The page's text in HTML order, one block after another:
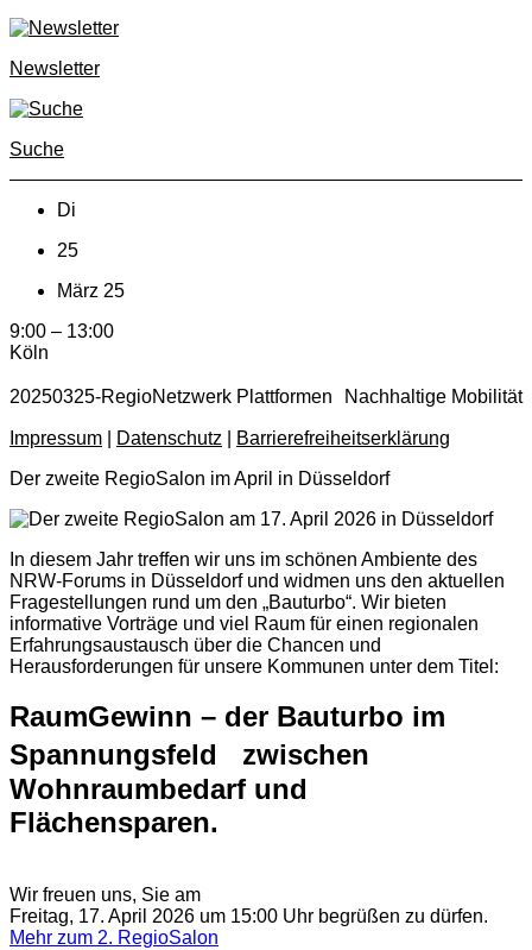
Newsletter
Suche
Di
25
März 25
9:00 – 13:00
Köln
20250325-RegioNetzwerk Plattformen Nachhaltige Mobilität
Impressum Datenschutz
Barrierefreiheitserklärung
Der zweite RegioSalon im April in Düsseldorf
In diesem Jahr treffen wir uns im schönen Ambiente des
NRW-Forums in Düsseldorf und widmen uns den aktuellen
Fragestellungen rund um den „Bauturbo“. Wir bieten
informative Vorträge und viel Raum für einen regionalen
Erfahrungsaustausch über die Chancen und
Herausforderungen für unsere Kommunen unter dem Titel:
RaumGewinn – der Bauturbo im
Spannungsfeld zwischen
Wohnraumbedarf und
Flächensparen.
Wir freuen uns, Sie am
Freitag, 17. April 2026 um 15:00 Uhr begrüßen zu dürfen.
Mehr zum 2. RegioSalon